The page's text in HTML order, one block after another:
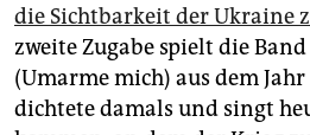
die Sichtbarkeit der Ukraine
zweite Zugabe spielt die
(Umarme mich) aus dem Jahr
dichtete damals und singt